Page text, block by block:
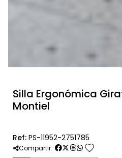
Silla Ergonómica
Montiel
Ref: PS-11952-2751785
Compartir: favorite